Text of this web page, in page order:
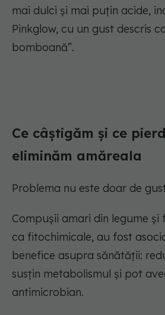
mai dulci și mai puțin acide,
Pinkglow, cu un gust descris
bomboană”.
Ce câștigăm și ce
eliminăm amăreala
Problema nu este doar de
Compușii amari din legume
ca fitochimicale, au fost
benefice asupra sănătății:
susțin metabolismul și pot
antimicrobian.